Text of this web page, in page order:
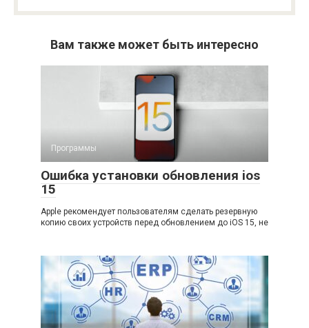
Вам также может быть интересно
Программы
Ошибка установки обновления ios
15
Apple рекомендует пользователям сделать резервную
копию своих устройств перед обновлением до iOS 15, не